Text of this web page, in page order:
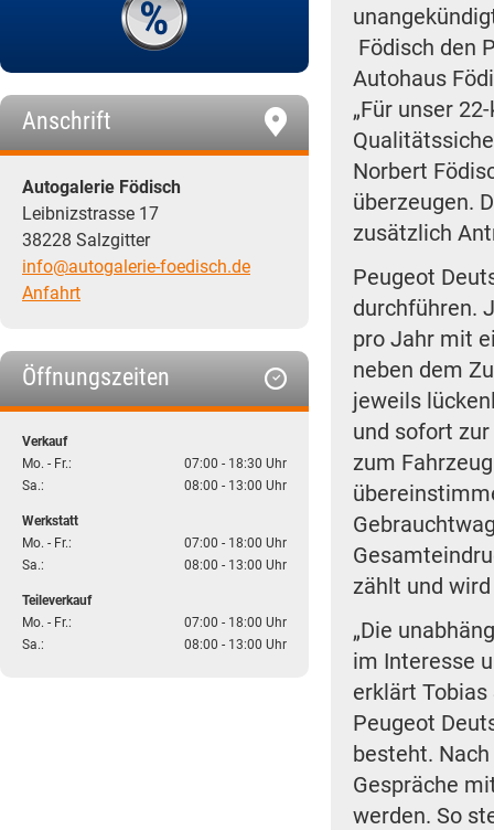
Anschrift
Autogalerie Födisch
Leibnizstrasse 17
38228 Salzgitter
info@autogalerie-foedisch.de
Anfahrt
Öffnungszeiten
Verkauf
Mo. - Fr.:
07:00 - 18:30 Uhr
Sa.:
08:00 - 13:00 Uhr
Werkstatt
Mo. - Fr.:
07:00 - 18:00 Uhr
Sa.:
08:00 - 13:00 Uhr
Teileverkauf
Mo. - Fr.:
07:00 - 18:00 Uhr
Sa.:
08:00 - 13:00 Uhr
Födisch den
Autohaus
„Für unser
Norbert
überzeugen.
zusätzlich
Peugeot
durchführen.
pro Jahr mit
neben dem
jeweils
und sofort
zum
zählt und
„Die
im Interesse
erklärt Tobias
Peugeot
besteht.
Gespräche
werden. So